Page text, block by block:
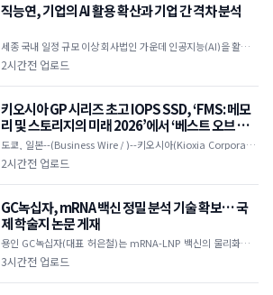
직능연, 기업의 AI 활용 확산과 기업 간 격차 분석
세종 국내 일정 규모 이상 회사법인 가운데 인공지능(AI)을 활용하
는 기업의 비중은 2017년 1.4%에서 2024년 9.2%로 약 6.5배로
2시간전 업로드
키오시아 GP 시리즈 초고 IOPS SSD, ‘FMS: 메모
리 및 스토리지의 미래 2026’에서 ‘베스트 오브 쇼’
수상
도쿄, 일본--(Business Wire / )--키오시아(Kioxia Corporatio
n)는 KIOXIA GP 시리즈 PCIe® NVMe™ SSD가 ‘FMS: 메모리 및
2시간전 업로드
GC녹십자, mRNA 백신 정밀 분석 기술 확보… 국
제 학술지 논문 게재
용인 GC녹십자(대표 허은철)는 mRNA-LNP 백신의 물리화학적
안정성과 그 변화를 정밀하게 분석한 연구 결과를 SCIE급 학술지
3시간전 업로드